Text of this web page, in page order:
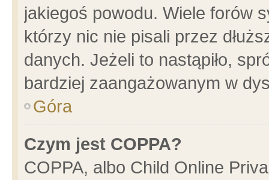
jakiegoś powodu. Wiele forów
którzy nic nie pisali przez
danych. Jeżeli to nastąpiło,
bardziej zaangażowanym w
Góra
Czym jest COPPA?
COPPA, albo Child Online